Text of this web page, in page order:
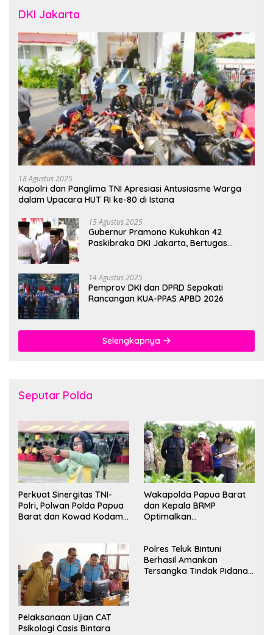
DKI Jakarta
18 Agustus 2025
Kapolri dan Panglima TNI Apresiasi Antusiasme Warga
dalam Upacara HUT RI ke-80 di Istana
15 Agustus 2025
Gubernur Pramono Kukuhkan 42
Paskibraka DKI Jakarta, Bertugas
14 Agustus 2025
Pemprov DKI dan DPRD Sepakati
Rancangan KUA-PPAS APBD 2026
Selengkapnya
Seputar Polda
Perkuat Sinergitas TNI-
Polri, Polwan Polda Papua
Barat dan Kowad Kodam
Persahabatan
Wakapolda Papua Barat
dan Kepala BRMP
Optimalkan
Pangan Papua Barat
Pelaksanaan Ujian CAT
Psikologi Casis Bintara
Polres Teluk Bintuni
Berhasil Amankan
Tersangka Tindak Pidana